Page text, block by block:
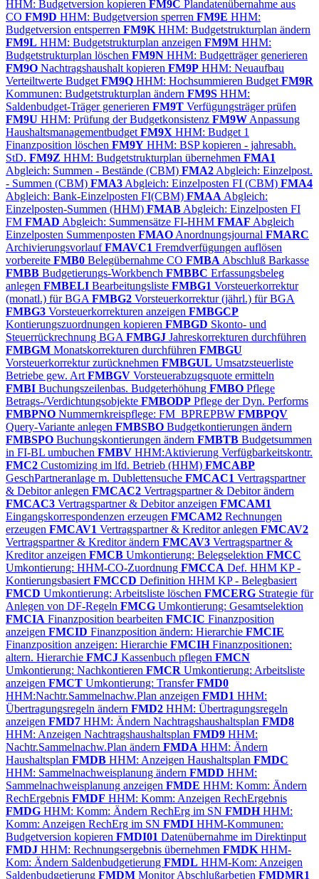
HHM: Budgetversion kopieren FM9C Plandatenübernahme aus
CO FM9D HHM: Budgetversion sperren FM9E HHM:
Budgetversion entsperren FM9K HHM: Budgetstrukturplan ändern
FM9L HHM: Budgetstrukturplan anzeigen FM9M HHM:
Budgetstrukturplan löschen FM9N HHM: Budgetträger generieren
FM9O Nachtragshaushalt kopieren FM9P HHM: Neuaufbau
Verteiltwerte Budget FM9Q HHM: Hochsummieren Budget FM9R
Kommunen: Budgetstrukturplan ändern FM9S HHM:
Saldenbudget-Träger generieren FM9T Verfügungsträger prüfen
FM9U HHM: Prüfung der Budgetkonsistenz FM9W Anpassung
Haushaltsmanagementbudget FM9X HHM: Budget 1
Finanzposition löschen FM9Y HHM: BSP kopieren - jahresabh.
StD. FM9Z HHM: Budgetstrukturplan übernehmen FMA1
Abgleich: Summen - Bestände (CBM) FMA2 Abgleich: Einzelpost.
- Summen (CBM) FMA3 Abgleich: Einzelposten FI (CBM) FMA4
Abgleich: Bank-Einzelposten FI(CBM) FMAA Abgleich:
Einzelposten-Summen (HHM) FMAB Abgleich: Einzelposten FI
FM FMAD Abgleich: Summensätze FI-HHM FMAF Abgleich
Einzelposten Summenposten FMAO Anordnungsjournal FMARC
ArchivierungsvorlaufFMAVC1 Fremdverfügungen auflösen
vorbereite FMB0 Belegübernahme CO FMBA Abschluß Barkasse
FMBB Budgetierungs-Workbench FMBBC Erfassungsbeleg
anlegen FMBELI Bearbeitungsliste FMBG1 Vorsteuerkorrektur
(monatl.) für BGA FMBG2 Vorsteuerkorrektur (jährl.) für BGA
FMBG3 Vorsteuerkorrekturen anzeigen FMBGCP
Kontierungszuordnungen kopieren FMBGD Skonto- und
Steuerrückrechnung BGA FMBGJ Jahreskorrekturen durchführen
FMBGM Monatskorrekturen durchführen FMBGU
Vorsteuerkorrektur zurücknehmen FMBGUL Umsatzsteuerliste
Betriebe gew. Art FMBGV Vorsteuerabzugsquote ermitteln
FMBI Buchungszeilenbas. Budgeterhöhung FMBO Pflege
Betrags-/Verdichtungsobjekte FMBODP Pflege der Dyn. Performs
FMBPNO Nummernkreispflege: FM_BPREPBW FMBPQV
Query-Variante anlegen FMBSBO Budgetkontierungen ändern
FMBSPO Buchungskontierungen ändern FMBTB Budgetsummen
in FI-BL umbuchen FMBV HHM:Aktivierung Verfügbarkeitskontr.
FMC2 Customizing im lfd. Betrieb (HHM) FMCABP
GeschPartneranlage m. Dublettensuche FMCAC1 Vertragspartner
& Debitor anlegen FMCAC2 Vertragspartner & Debitor ändern
FMCAC3 Vertragspartner & Debitor anzeigen FMCAM1
Eingangskorrespondenzen erzeugen FMCAM2 Rechnungen
erzeugen FMCAV1 Vertragspartner & Kreditor anlegen FMCAV2
Vertragspartner & Kreditor ändern FMCAV3 Vertragspartner &
Kreditor anzeigen FMCB Umkontierung: Belegselektion FMCC
Umkontierung: HHM-CO-Zuordnung FMCCA Def. HHM KP -
Kontierungsbasiert FMCCD Definition HHM KP - Belegbasiert
FMCD Umkontierung: Arbeitsliste löschen FMCERG Strategie für
Anlegen von DF-Regeln FMCG Umkontierung: Gesamtselektion
FMCIA Finanzposition bearbeiten FMCIC Finanzposition
anzeigen FMCID Finanzposition ändern: Hierarchie FMCIE
Finanzposition anzeigen: Hierarchie FMCIHFinanzpositionen:
altern. Hierarchie FMCJ Kassenbuch pflegen FMCN
Umkontierung: Nachkontieren FMCR Umkontierung: Arbeitsliste
anzeigen FMCT Umkontierung: TransferFMD0
HHM:Nachtr.Sammelnachw.Plan anzeigen FMD1 HHM:
Übertragungsregeln ändern FMD2 HHM: Übertragungsregeln
anzeigen FMD7 HHM: Ändern Nachtragshaushaltsplan FMD8
HHM: Anzeigen Nachtragshaushaltsplan FMD9 HHM:
Nachtr.Sammelnachw.Plan ändern FMDA HHM: Ändern
Haushaltsplan FMDB HHM: Anzeigen Haushaltsplan FMDC
HHM: Sammelnachweisplanung ändern FMDD HHM:
Sammelnachweisplanung anzeigen FMDE HHM: Komm: Ändern
RechErgebnis FMDF HHM: Komm: Anzeigen RechErgebnis
FMDG HHM: Komm: Ändern RechErg im SN FMDHHHM:
Komm: Anzeigen RechErg im SN FMDI HHM-Kommunen:
Budgetversion kopieren FMDI01 Datenübernahme im Direktinput
FMDJ HHM: Rechnungsergebnis übernehmen FMDK HHM-
Kom: Ändern Saldenbudgetierung FMDL HHM-Kom: Anzeigen
Saldenbudgetierung FMDM Monitor Abschlußarbetien FMDMR1